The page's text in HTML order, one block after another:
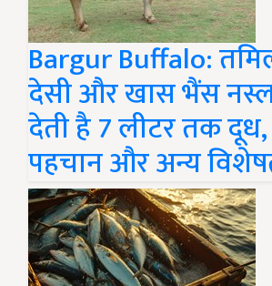
Bargur Buffalo:
देसी और खास भैंस
देती है 7 लीटर तक
पहचान और अन्य